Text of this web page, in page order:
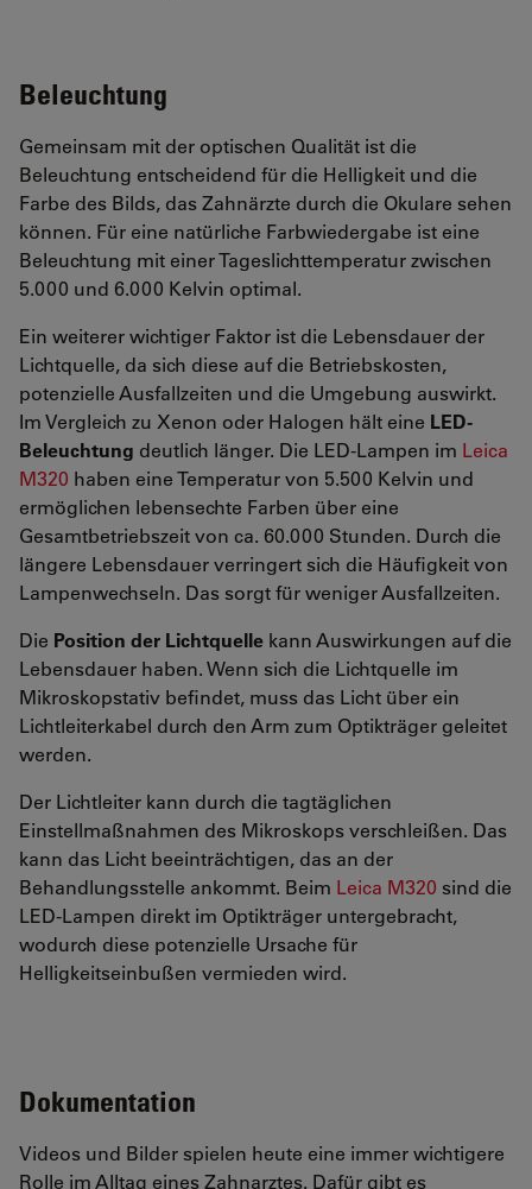
Beleuchtung
Gemeinsam mit der optischen Qualität ist die
Beleuchtung entscheidend für die Helligkeit und die
Farbe des Bilds, das Zahnärzte durch die Okulare sehen
können. Für eine natürliche Farbwiedergabe ist eine
Beleuchtung mit einer Tageslichttemperatur zwischen
5.000 und 6.000 Kelvin optimal.
Ein weiterer wichtiger Faktor ist die Lebensdauer der
Lichtquelle, da sich diese auf die Betriebskosten,
potenzielle Ausfallzeiten und die Umgebung auswirkt.
Im Vergleich zu Xenon oder Halogen hält eine LED-
Beleuchtung deutlich länger. Die LED-Lampen im Leica
M320 haben eine Temperatur von 5.500 Kelvin und
ermöglichen lebensechte Farben über eine
Gesamtbetriebszeit von ca. 60.000 Stunden. Durch die
längere Lebensdauer verringert sich die Häufigkeit von
Lampenwechseln. Das sorgt für weniger Ausfallzeiten.
Die Position der Lichtquelle kann Auswirkungen auf die
Lebensdauer haben. Wenn sich die Lichtquelle im
Mikroskopstativ befindet, muss das Licht über ein
Lichtleiterkabel durch den Arm zum Optikträger geleitet
werden.
Der Lichtleiter kann durch die tagtäglichen
Einstellmaßnahmen des Mikroskops verschleißen. Das
kann das Licht beeinträchtigen, das an der
Behandlungsstelle ankommt. Beim Leica M320 sind die
LED-Lampen direkt im Optikträger untergebracht,
wodurch diese potenzielle Ursache für
Helligkeitseinbußen vermieden wird.
Dokumentation
Videos und Bilder spielen heute eine immer wichtigere
Rolle im Alltag eines Zahnarztes. Dafür gibt es